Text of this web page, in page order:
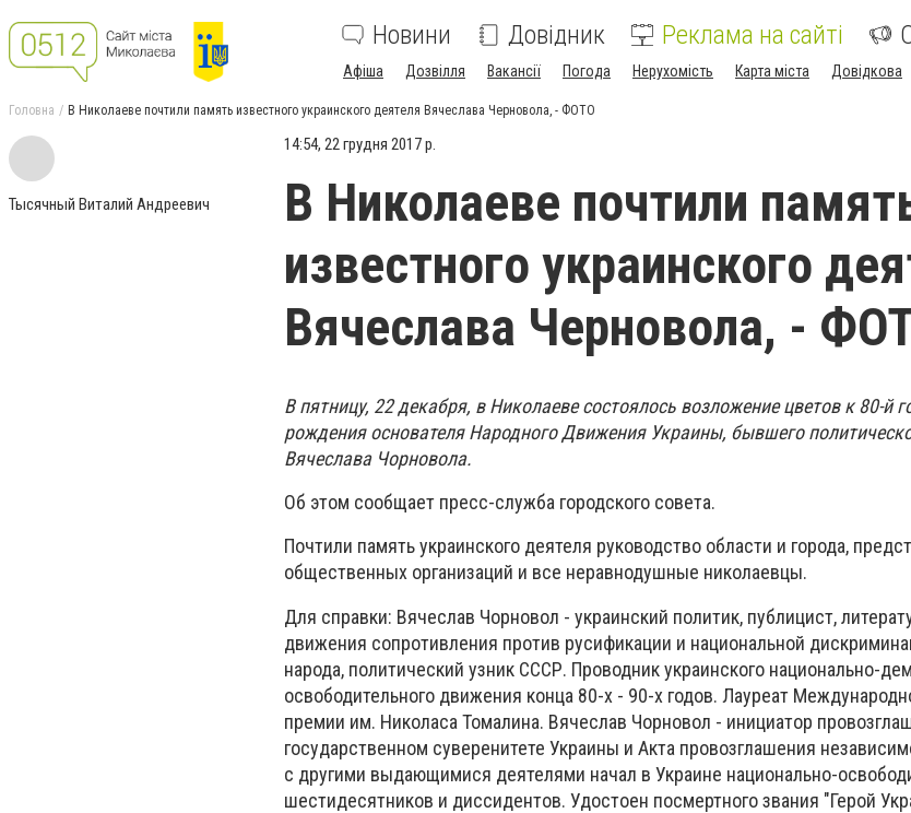
Новини Довідник Реклама на сайті
Афіша Дозвілля Вакансії Погода Нерухомість Карта міста Довідкова
Головна В Николаеве почтили память известного украинского деятеля Вячеслава Черновола, - ФОТО
Тысячный Виталий Андреевич
14:54, 22 грудня 2017 р.
В Николаеве почтили
известного украинского
Вячеслава Черновола, -
В пятницу, 22 декабря, в Николаеве состоялось возложение цветов к 80-й
рождения основателя Народного Движения Украины, бывшего
Вячеслава Чорновола.
Об этом сообщает пресс-служба городского совета.
Почтили память украинского деятеля руководство области и города,
общественных организаций и все неравнодушные николаевцы.
Для справки: Вячеслав Чорновол - украинский политик, публицист,
движения сопротивления против русификации и национальной
народа, политический узник СССР. Проводник украинского национально-
освободительного движения конца 80-х - 90-х годов. Лауреат
премии им. Николаса Томалина. Вячеслав Чорновол - инициатор
государственном суверенитете Украины и Акта провозглашения
с другими выдающимися деятелями начал в Украине национально-
шестидесятников и диссидентов. Удостоен посмертного звания "Герой